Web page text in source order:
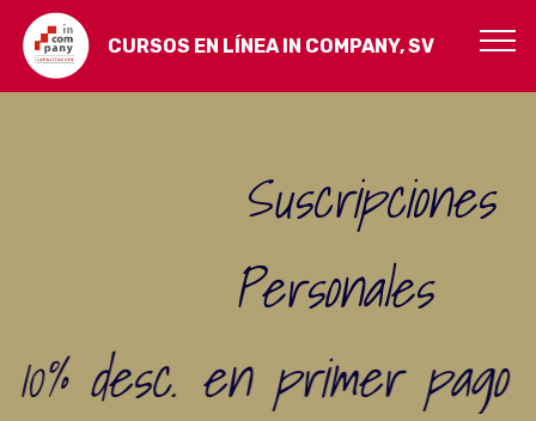
CURSOS EN LÍNEA IN COMPANY, SV
Suscripciones
Personales
10% desc. en primer pago